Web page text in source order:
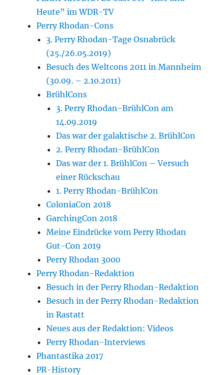
Heute” im WDR-TV
Perry Rhodan-Cons
3. Perry Rhodan-Tage Osnabrück
(25./26.05.2019)
Besuch des Weltcons 2011 in Mannheim
(30.09. – 2.10.2011)
BrühlCons
3. Perry Rhodan-BrühlCon am
14.09.2019
Das war der galaktische 2. BrühlCon
2. Perry Rhodan-BrühlCon
Das war der 1. BrühlCon – Versuch
einer Rückschau
1. Perry Rhodan-BrühlCon
ColoniaCon 2018
GarchingCon 2018
Meine Eindrücke vom Perry Rhodan
Gut-Con 2019
Perry Rhodan 3000
Perry Rhodan-Redaktion
Besuch in der Perry Rhodan-Redaktion
Besuch in der Perry Rhodan-Redaktion
in Rastatt
Neues aus der Redaktion: Videos
Perry Rhodan-Interviews
Phantastika 2017
PR-History